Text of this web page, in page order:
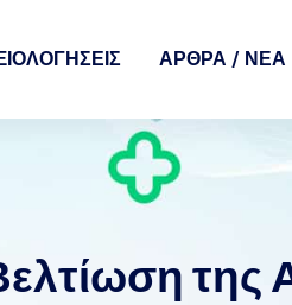
ΑΡΘΡΑ / ΝΈΑ